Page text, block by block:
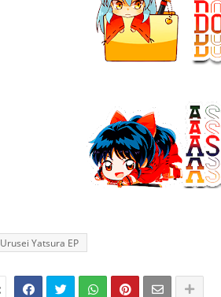
Urusei Yatsura EP